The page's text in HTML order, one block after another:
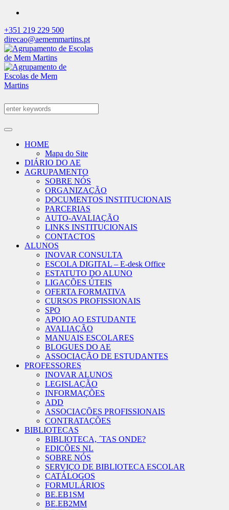
+351 219 229 500
direcao@aememmartins.pt
HOME
Mapa do Site
DIÁRIO DO AE
AGRUPAMENTO
SOBRE NÓS
ORGANIZAÇÃO
DOCUMENTOS INSTITUCIONAIS
PARCERIAS
AUTO-AVALIAÇÃO
LINKS INSTITUCIONAIS
CONTACTOS
ALUNOS
INOVAR CONSULTA
ESCOLA DIGITAL – E-desk Office
ESTATUTO DO ALUNO
LIGAÇÕES ÚTEIS
OFERTA FORMATIVA
CURSOS PROFISSIONAIS
SPO
APOIO AO ESTUDANTE
AVALIAÇÃO
MANUAIS ESCOLARES
BLOGUES DO AE
ASSOCIAÇÃO DE ESTUDANTES
PROFESSORES
INOVAR ALUNOS
LEGISLAÇÃO
INFORMAÇÕES
ADD
ASSOCIAÇÕES PROFISSIONAIS
CONTRATAÇÕES
BIBLIOTECAS
BIBLIOTECA, ´TAS ONDE?
EDIÇÕES NL
SOBRE NÓS
SERVIÇO DE BIBLIOTECA ESCOLAR
CATÁLOGOS
FORMULÁRIOS
BE.EB1SM
BE.EB2MM